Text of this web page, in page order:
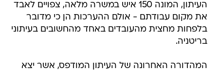
העיתון, המונה 150 איש במשרה מלאה, צפויים לאבד
את מקום עבודתם - אולם ההערכות הן כי מדובר
בלפחות מחצית מהעובדים באחד מהחשובים בעיתוני
בריטניה.
המהדורה האחרונה של העיתון המודפס, אשר יצא